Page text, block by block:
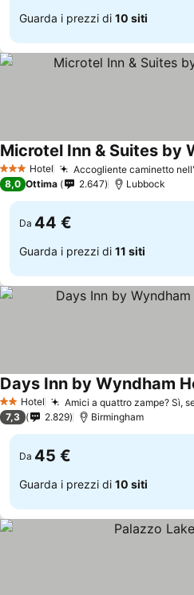
Guarda i prezzi di 10 siti
3 StelleHotel Accogliente caminetto
Microtel Inn & Suites by
8,0 Ottima 2.647 Lubbock
Da 44 €
Guarda i prezzi di 11 siti
2 StelleHotel Amici a quattro zampe? Sì,
Days Inn by Wyndham
7,3 2.829 Birmingham
Da 45 €
Guarda i prezzi di 10 siti